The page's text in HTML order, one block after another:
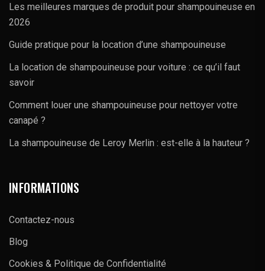
Les meilleures marques de produit pour shampouineuse en
2026
Guide pratique pour la location d’une shampouineuse
La location de shampouineuse pour voiture : ce qu’il faut
savoir
Comment louer une shampouineuse pour nettoyer votre
canapé ?
La shampouineuse de Leroy Merlin : est-elle à la hauteur ?
INFORMATIONS
Contactez-nous
Blog
Cookies & Politique de Confidentialité